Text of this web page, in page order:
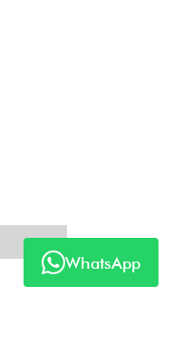
WhatsApp